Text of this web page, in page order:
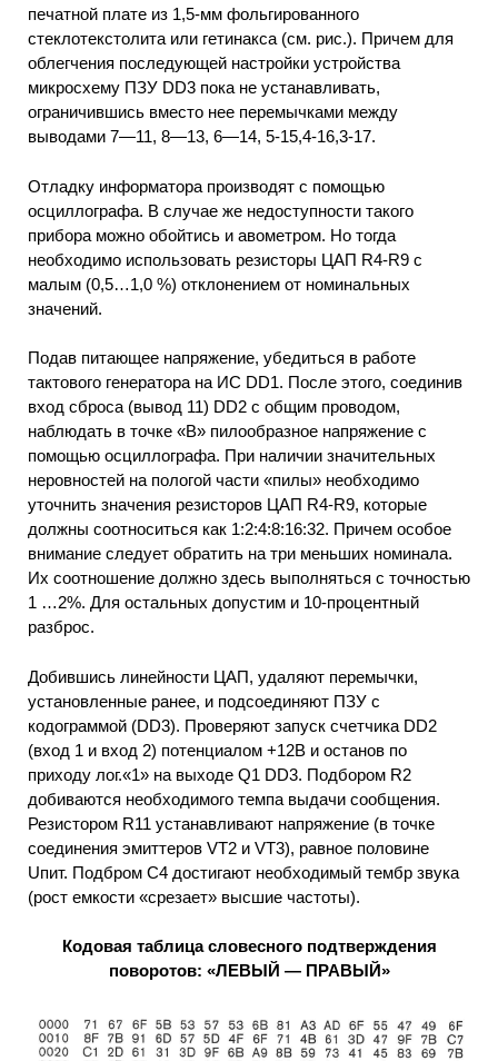
печатной плате из 1,5-мм фольгированного
стеклотекстолита или гетинакса (см. рис.). Причем для
облегчения последующей настройки устройства
микросхему ПЗУ DD3 пока не устанавливать,
ограничившись вместо нее перемычками между
выводами 7—11, 8—13, 6—14, 5-15,4-16,3-17.
Отладку информатора производят с помощью
осциллографа. В случае же недоступности такого
прибора можно обойтись и авометром. Но тогда
необходимо использовать резисторы ЦАП R4-R9 с
малым (0,5…1,0 %) отклонением от номинальных
значений.
Подав питающее напряжение, убедиться в работе
тактового генератора на ИС DD1. После этого, соединив
вход сброса (вывод 11) DD2 с общим проводом,
наблюдать в точке «В» пилообразное напряжение с
помощью осциллографа. При наличии значительных
неровностей на пологой части «пилы» необходимо
уточнить значения резисторов ЦАП R4-R9, которые
должны соотноситься как 1:2:4:8:16:32. Причем особое
внимание следует обратить на три меньших номинала.
Их соотношение должно здесь выполняться с точностью
1 …2%. Для остальных допустим и 10-процентный
разброс.
Добившись линейности ЦАП, удаляют перемычки,
установленные ранее, и подсоединяют ПЗУ с
кодограммой (DD3). Проверяют запуск счетчика DD2
(вход 1 и вход 2) потенциалом +12В и останов по
приходу лог.«1» на выходе Q1 DD3. Подбором R2
добиваются необходимого темпа выдачи сообщения.
Резистором R11 устанавливают напряжение (в точке
соединения эмиттеров VT2 и VT3), равное половине
Uпит. Подбром С4 достигают необходимый тембр звука
(рост емкости «срезает» высшие частоты).
Кодовая таблица словесного подтверждения
поворотов: «ЛЕВЫЙ — ПРАВЫЙ»